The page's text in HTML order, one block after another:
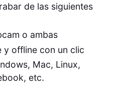
de las siguientes
o ambas
y offline con un clic
Mac, Linux,
etc.